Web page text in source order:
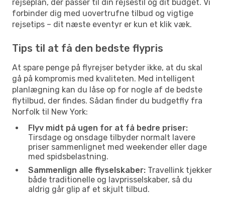
rejseplan, der passer til din rejsestil og dit budget. Vi
forbinder dig med uovertrufne tilbud og vigtige
rejsetips – dit næste eventyr er kun et klik væk.
Tips til at få den bedste flypris
At spare penge på flyrejser betyder ikke, at du skal
gå på kompromis med kvaliteten. Med intelligent
planlægning kan du låse op for nogle af de bedste
flytilbud, der findes. Sådan finder du budgetfly fra
Norfolk til New York:
Flyv midt på ugen for at få bedre priser:
Tirsdage og onsdage tilbyder normalt lavere
priser sammenlignet med weekender eller dage
med spidsbelastning.
Sammenlign alle flyselskaber: Travellink tjekker
både traditionelle og lavprisselskaber, så du
aldrig går glip af et skjult tilbud.